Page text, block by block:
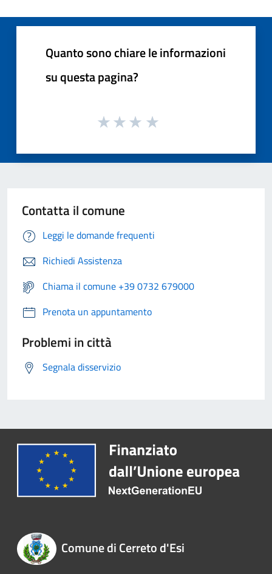
Quanto sono chiare le informazioni
su questa pagina?
Contatta il comune
Leggi le domande frequenti
Richiedi Assistenza
Chiama il comune +39 0732 679000
Prenota un appuntamento
Problemi in città
Segnala disservizio
Comune di Cerreto d'Esi